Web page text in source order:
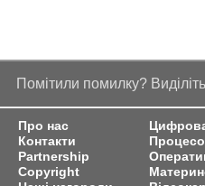
Помітили помилку?
Про нас
Контакти
Partnership
Copyright